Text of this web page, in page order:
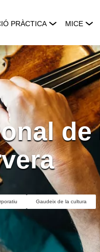
PRÀCTICA MICE
de
Gaudeix de la cultura